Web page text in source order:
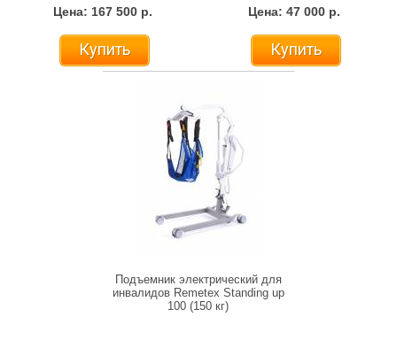
Цена: 167 500 р.
Купить
Цена: 47 000 р.
Купить
Подъемник электрический для
инвалидов Remetex Standing up
100 (150 кг)